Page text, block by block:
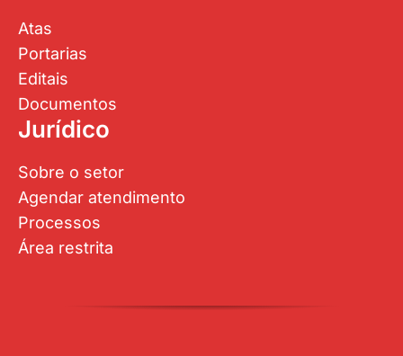
Atas
Portarias
Editais
Documentos
Jurídico
Sobre o setor
Agendar atendimento
Processos
Área restrita